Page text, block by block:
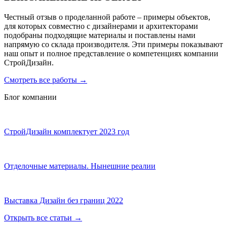
Честный отзыв о проделанной работе – примеры объектов,
для которых совместно с дизайнерами и архитекторами
подобраны подходящие материалы и поставлены нами
напрямую со склада производителя. Эти примеры показывают
наш опыт и полное представление о компетенциях компании
СтройДизайн.
Смотреть все работы →
Блог компании
СтройДизайн комплектует 2023 год
Отделочные материалы. Нынешние реалии
Выставка Дизайн без границ 2022
Открыть все статьи →